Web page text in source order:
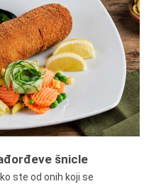
šnicle
ste od onih koji se